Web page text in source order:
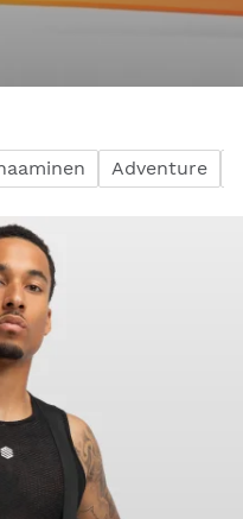
Adventure